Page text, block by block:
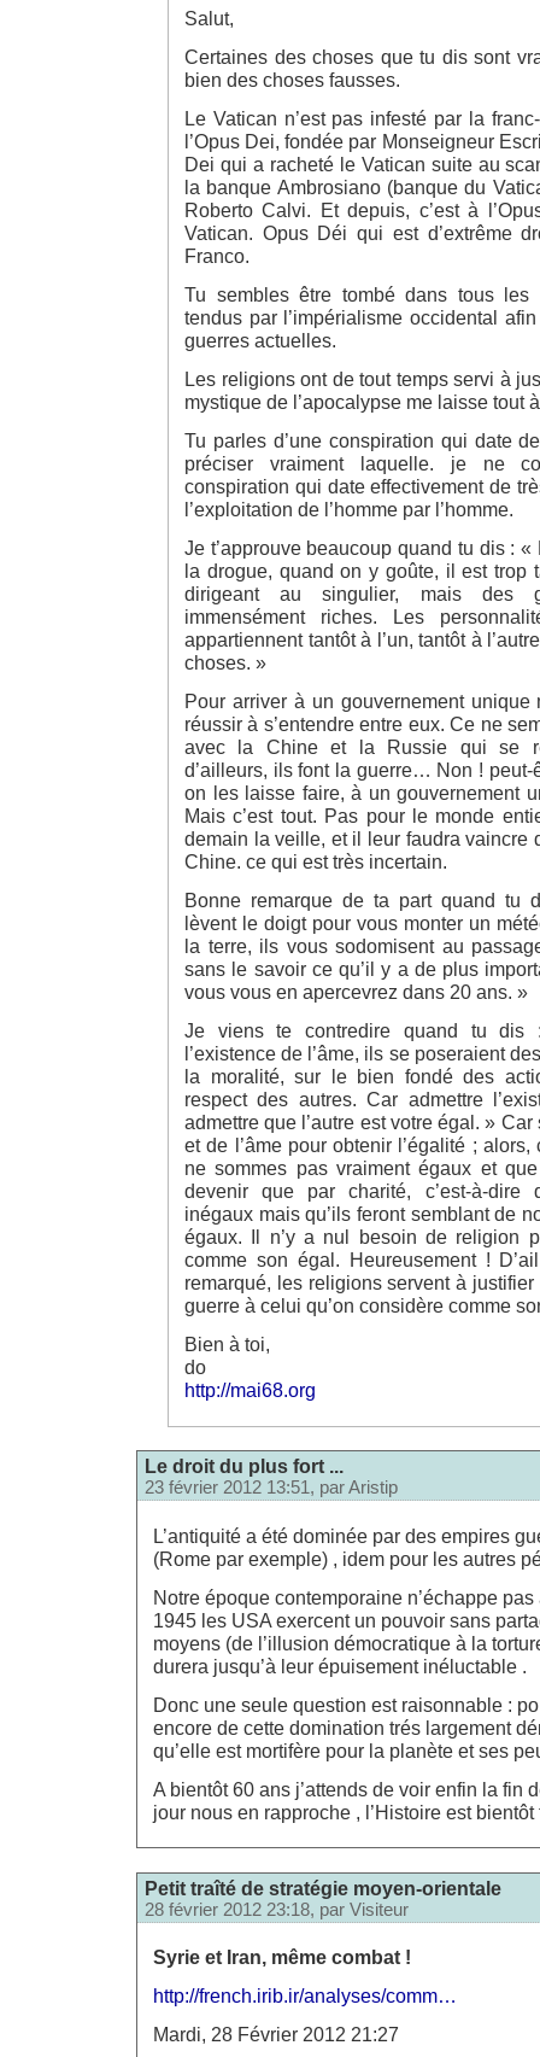
Salut,
Certaines des choses que tu dis sont
bien des choses fausses.
Le Vatican n’est pas infesté par la
l’Opus Dei, fondée par Monseigneur
Dei qui a racheté le Vatican suite au
la banque Ambrosiano (banque du
Roberto Calvi. Et depuis, c’est à
Vatican. Opus Déi qui est d’extrême
Franco.
Tu sembles être tombé dans tous les
tendus par l’impérialisme occidental
guerres actuelles.
Les religions ont de tout temps servi à
mystique de l’apocalypse me laisse tout
Tu parles d’une conspiration qui date
préciser vraiment laquelle. je ne
conspiration qui date effectivement de
l’exploitation de l’homme par l’homme.
Je t’approuve beaucoup quand tu dis :
la drogue, quand on y goûte, il est trop
dirigeant au singulier, mais des
immensément riches. Les
appartiennent tantôt à l’un, tantôt à
choses. »
Pour arriver à un gouvernement
réussir à s’entendre entre eux. Ce ne
avec la Chine et la Russie qui se
d’ailleurs, ils font la guerre… Non ! peut-
on les laisse faire, à un gouvernement
Mais c’est tout. Pas pour le monde
demain la veille, et il leur faudra vaincre
Chine. ce qui est très incertain.
Bonne remarque de ta part quand tu
lèvent le doigt pour vous monter un
la terre, ils vous sodomisent au
sans le savoir ce qu’il y a de plus
vous vous en apercevrez dans 20 ans. »
Je viens te contredire quand tu dis
l’existence de l’âme, ils se poseraient
la moralité, sur le bien fondé des
respect des autres. Car admettre
admettre que l’autre est votre égal. »
et de l’âme pour obtenir l’égalité ; alors,
ne sommes pas vraiment égaux et
devenir que par charité, c’est-à-dire
inégaux mais qu’ils feront semblant de
égaux. Il n’y a nul besoin de religion
comme son égal. Heureusement !
remarqué, les religions servent à
guerre à celui qu’on considère comme
Bien à toi,
do
http://mai68.org
Le droit du plus fort ...
23 février 2012 13:51, parAristip
L’antiquité a été dominée par des empires
(Rome par exemple) , idem pour les autres
Notre époque contemporaine n’échappe
1945 les USA exercent un pouvoir sans
moyens (de l’illusion démocratique à la
durera jusqu’à leur épuisement inéluctable .
Donc une seule question est raisonnable :
encore de cette domination trés largement
qu’elle est mortifère pour la planète et ses
A bientôt 60 ans j’attends de voir enfin la fin
jour nous en rapproche , l’Histoire est
Petit traîté de stratégie moyen-orientale
28 février 2012 23:18, par Visiteur
Syrie et Iran, même combat !
http://french.irib.ir/analyses/comm…
Mardi, 28 Février 2012 21:27